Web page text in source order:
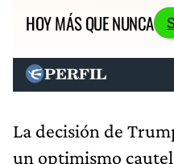
HOY MÁS QUE NUNCA
La decisión de
un optimismo